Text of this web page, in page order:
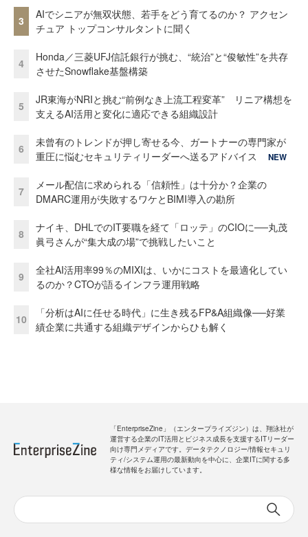
3
AIでシニアが無双状態、若手をどう育てるのか？ アクセン
チュア トップコンサルタントに聞く
4
Honda／三菱UFJ信託銀行が挑む、“統治”と“俊敏性”を共存
させたSnowflake基盤構築
5
JR東海がNRIと挑む“前例なき上流工程変革” リニア構想を
支えるAI活用と変化に適応できる組織設計
6
未曾有のトレンドが押し寄せる今、ガートナーの専門家が
重圧に悩むセキュリティリーダーへ送るアドバイス
NEW
7
メール配信に求められる「信頼性」は十分か？企業の
DMARC運用が失敗するワケとBIMI導入の勘所
8
ナイキ、DHLでのIT要職を経て「ロッテ」のCIOに──丸茂
眞弓さんが“集大成の場”で挑戦したいこと
9
全社AI活用率99％のMIXIは、いかにコストを最適化してい
るのか？CTOが語るインフラ運用戦略
10
「分析はAIに任せる時代」に生き残るFP&A組織像──好業
績企業に共通する組織デザインからひも解く
「EnterpriseZine」（エンタープライズジン）は、翔泳社が
運営する企業のIT活用とビジネス成長を支援するITリーダー
向け専門メディアです。データテクノロジー/情報セキュリ
ティ/システム運用の最新動向を中心に、企業ITに関する多
様な情報をお届けしています。